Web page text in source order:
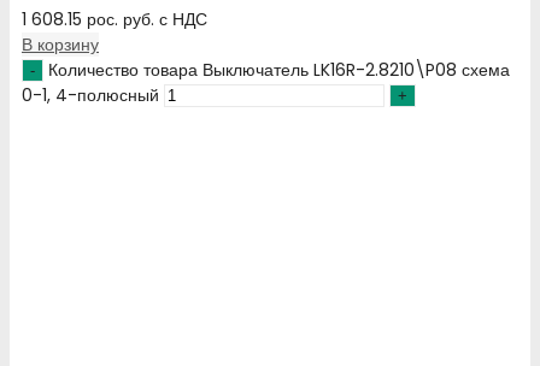
1 608.15 рос. руб. с НДС
В корзину
Количество товара Выключатель LK16R-2.8210\P08 схема
0-1, 4-полюсный